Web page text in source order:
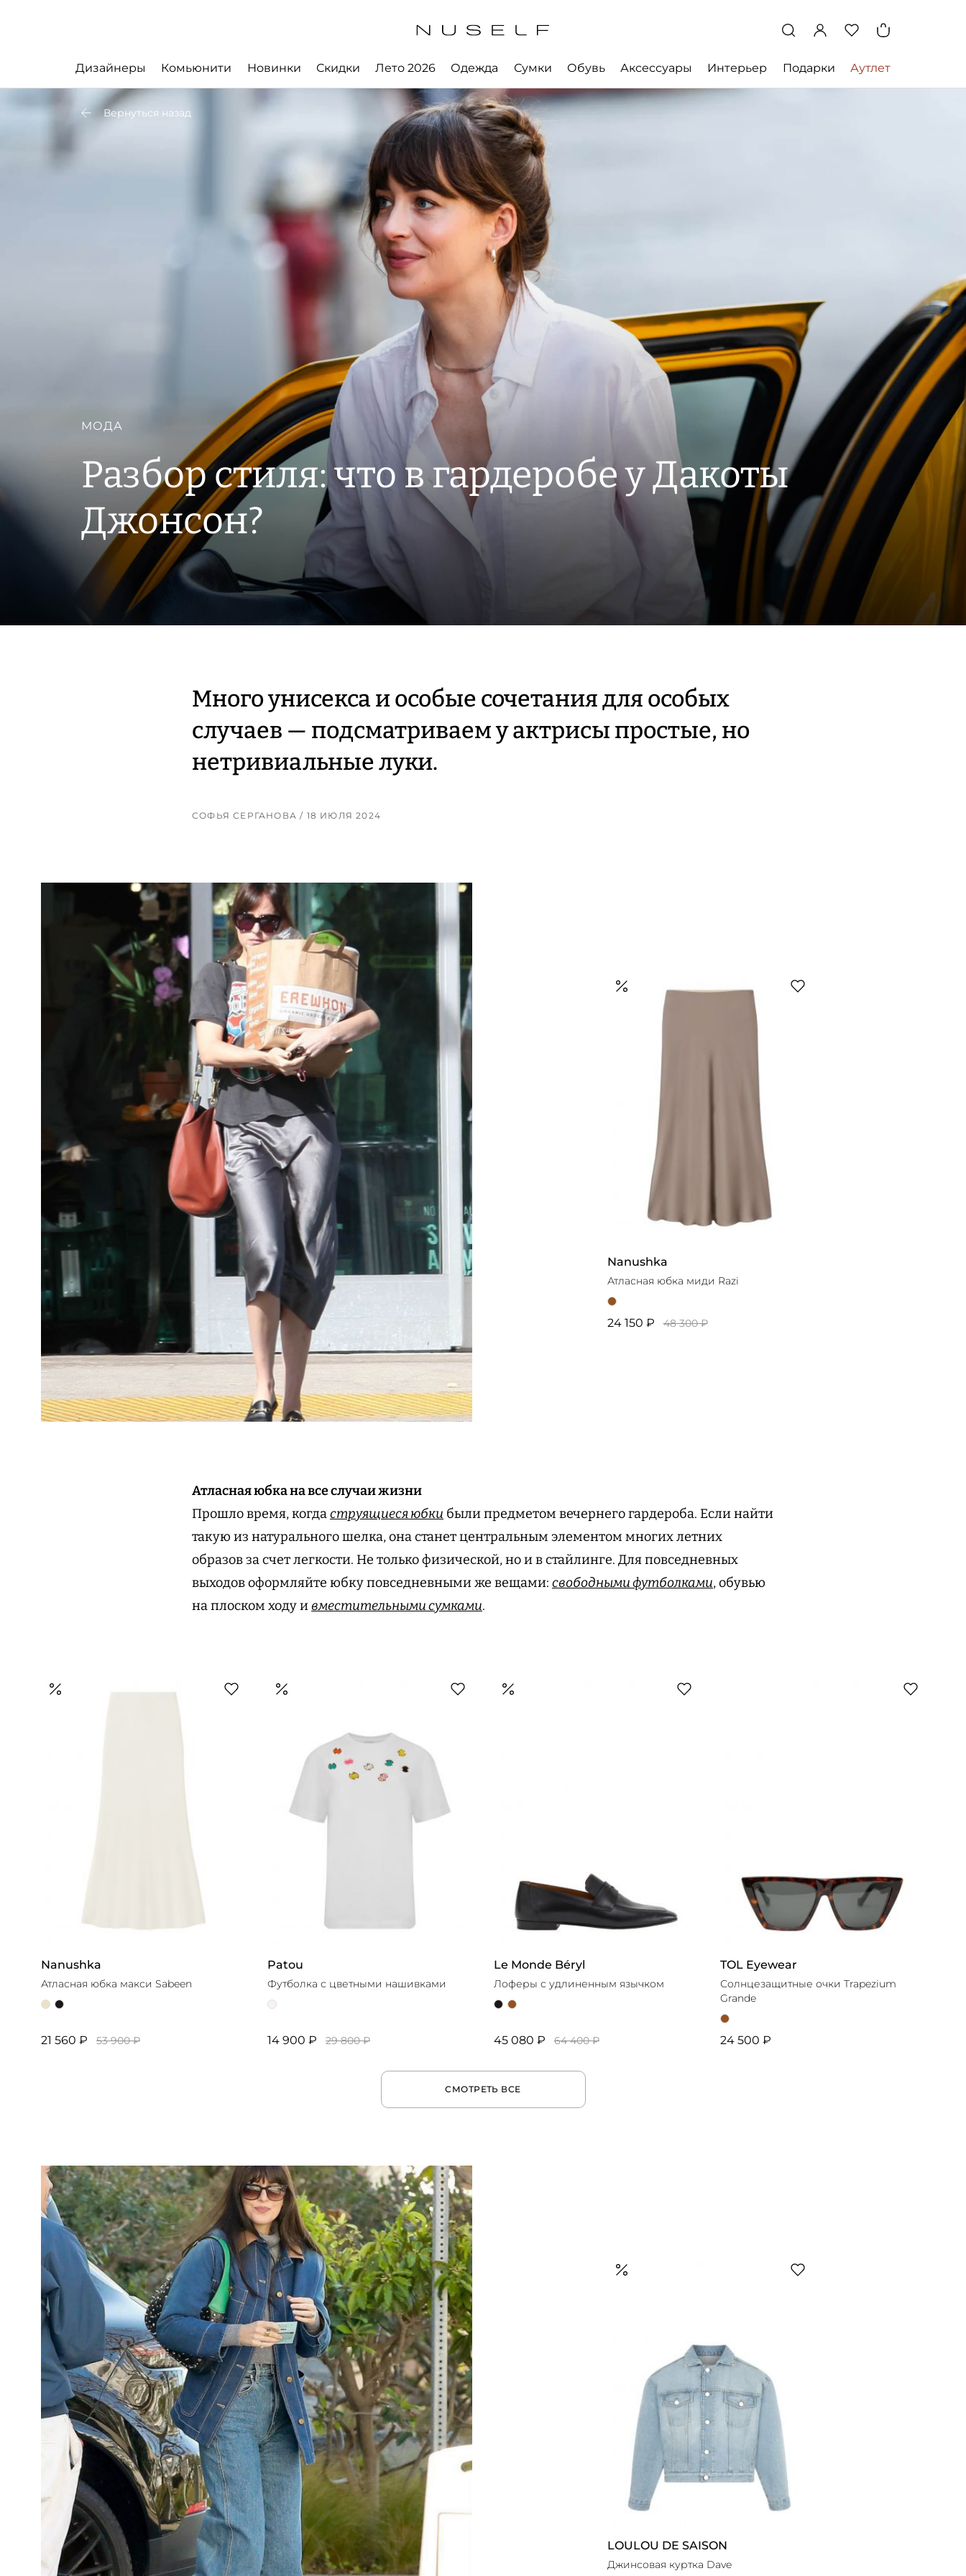
Дизайнеры Комьюнити Новинки Скидки Лето 2026 Одежда Сумки Обувь Аксессуары Интерьер Подарки Аутлет
Вернуться назад
МОДА
Разбор стиля: что в гардеробе у Дакоты
Джонсон?
Много унисекса и особые сочетания для особых
случаев — подсматриваем у актрисы простые, но
нетривиальные луки.
СОФЬЯ СЕРГАНОВА/ 18 ИЮЛЯ 2024
Nanushka
Атласная юбка миди Razi
24 150 ₽ 48 300 ₽
Атласная юбка на все случаи жизни
Прошло время, когдаструящиеся юбки были предметом вечернего гардероба. Если найти
такую из натурального шелка, она станет центральным элементом многих летних
образов за счет легкости. Не только физической, но и в стайлинге. Для повседневных
выходов оформляйте юбку повседневными же вещами: свободными футболками, обувью
на плоском ходу ивместительными сумками.
Nanushka
Атласная юбка макси Sabeen
21 560 ₽ 53 900 ₽
Patou
Футболка с цветными нашивками
14 900 ₽ 29 800 ₽
Le Monde Béryl
Лоферы с удлиненным язычком
45 080 ₽ 64 400 ₽
TOL Eyewear
Солнцезащитные очки Trapezium
Grande
24 500 ₽
СМОТРЕТЬ ВСЕ
LOULOU DE SAISON
Джинсовая куртка Dave